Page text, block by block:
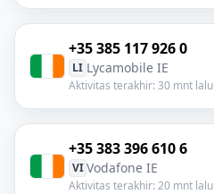
+35 385 117 926 0
LI Lycamobile IE
Aktivitas terakhir: 30 mnt lalu
+35 383 396 610 6
VI Vodafone IE
Aktivitas terakhir: 20 mnt lalu